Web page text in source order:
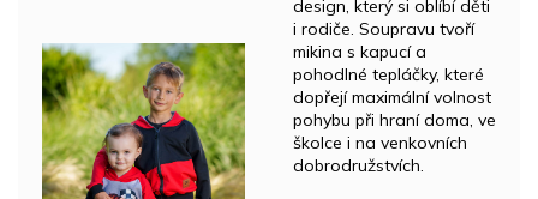
design, který si oblíbí děti
i rodiče. Soupravu tvoří
mikina s kapucí a
pohodlné tepláčky, které
dopřejí maximální volnost
pohybu při hraní doma, ve
školce i na venkovních
dobrodružstvích.